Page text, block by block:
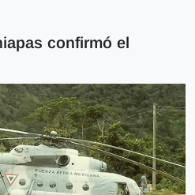
confirmó el